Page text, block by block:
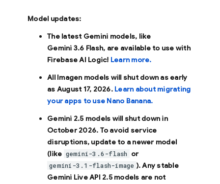
Model updates:
The latest Gemini models, like
Gemini 3.6 Flash, are available to use with
Firebase AI Logic! Learn more.
All Imagen models will shut down as early
as August 17, 2026. Learn about migrating
your apps to use Nano Banana.
Gemini 2.5 models will shut down in
October 2026. To avoid service
disruptions, update to a newer model
(like gemini-3.6-flash or
gemini-3.1-flash-image ). Any stable
Gemini Live API 2.5 models are not